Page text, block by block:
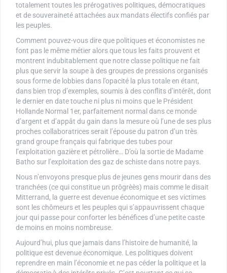
totalement toutes les prérogatives politiques, démocratiques
et de souveraineté attachées aux mandats électifs confiés par
les peuples.
Comment pouvez-vous dire que politiques et économistes ne
font pas le même métier alors que tous les faits prouvent et
montrent indubitablement que notre classe politique ne fait
plus que servir la soupe à des groupes de pressions organisés
sous forme de lobbies dans l’opacité la plus totale en étant,
dans bien trop d’exemples, soumis à des conflits d’intérêt, dont
le dernier en date touche ni plus ni moins que le Président
Hollande Normal 1er, parfaitement normal dans ce monde
d’argent et d’appât du gain dans la mesure où l’une de ses plus
proches collaboratrices serait l’épouse du patron d’un très
grand groupe français qui fabrique des tubes pour
l’exploitation gazière et pétrolière… D’où la sortie de Madame
Batho sur l’exploitation des gaz de schiste dans notre pays.
Nous n’envoyons presque plus de jeunes gens mourir dans des
tranchées (ce qui constitue un prôgrèès) mais comme le disait
Mitterrand, la guerre est devenue économique et ses victimes
sont les chômeurs et les peuples qui s’appauvrissent chaque
jour qui passe pour conforter les bénéfices d’une petite caste
de moins en moins nombreuse.
Aujourd’hui, plus que jamais dans l’histoire de humanité, la
politique est devenue économique. Les politiques doivent
reprendre en main l’économie et ne pas céder la politique et la